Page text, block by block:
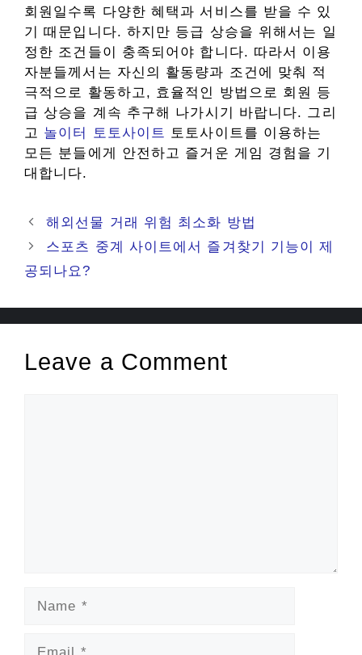
회원일수록 다양한 혜택과 서비스를 받을 수 있
기 때문입니다. 하지만 등급 상승을 위해서는 일
정한 조건들이 충족되어야 합니다. 따라서 이용
자분들께서는 자신의 활동량과 조건에 맞춰 적
극적으로 활동하고, 효율적인 방법으로 회원 등
급 상승을 계속 추구해 나가시기 바랍니다. 그리
고 놀이터 토토사이트
토토사이트를 이용하는
모든 분들에게 안전하고 즐거운 게임 경험을 기
대합니다.
해외선물 거래 위험 최소화 방법
스포츠 중계 사이트에서 즐겨찾기 기능이 제
공되나요?
Leave a Comment